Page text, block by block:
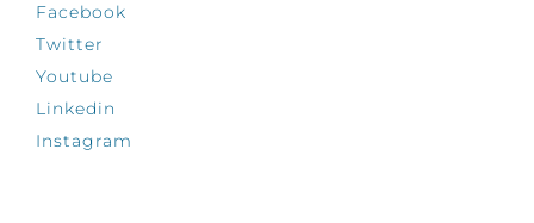
Facebook
Twitter
Youtube
Linkedin
Instagram